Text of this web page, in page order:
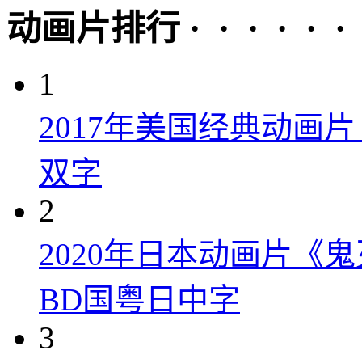
动画片排行 · · · · · ·
1
2017年美国经典动画
双字
2
2020年日本动画片《
BD国粤日中字
3